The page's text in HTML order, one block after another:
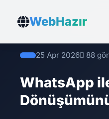
WebHazır
25 Apr 2026 88
WhatsApp